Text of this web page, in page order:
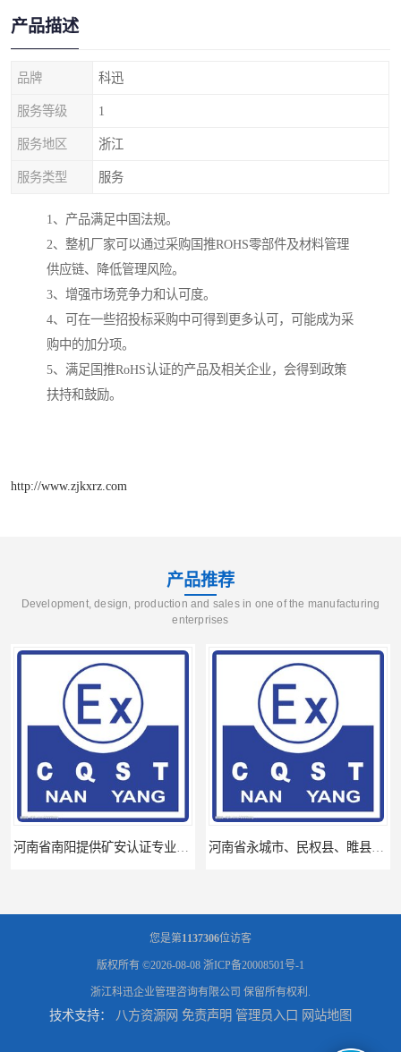
产品描述
品牌 科迅
服务等级 1
服务地区 浙江
服务类型 服务
1、产品满足中国法规。
2、整机厂家可以通过采购国推ROHS零部件及材料管理
供应链、降低管理风险。
3、增强市场竞争力和认可度。
4、可在一些招投标采购中可得到更多认可，可能成为采
购中的加分项。
5、满足国推RoHS认证的产品及相关企业，会得到政策
扶持和鼓励。
http://www.zjkxrz.com
产品推荐
Development, design, production and sales in one of the manufacturing
enterprises
您是第1137306位访客
版权所有 ©2026-08-08 浙ICP备20008501号-1
浙江科迅企业管理咨询有限公司 保留所有权利.
技术支持： 八方资源网 免责声明 管理员入口 网站地图